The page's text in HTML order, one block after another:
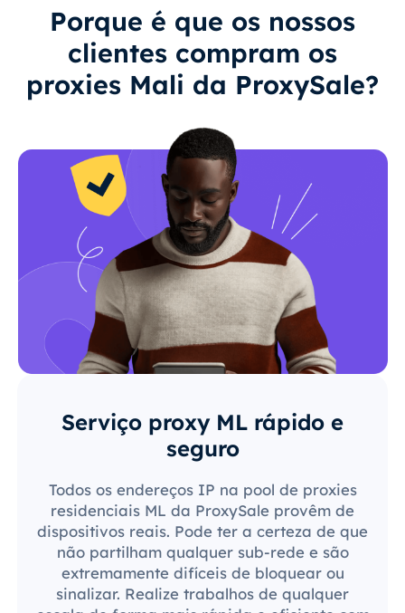
Porque é que os nossos
clientes compram os
proxies Mali da ProxySale?
Serviço proxy ML rápido e
seguro
Todos os endereços IP na pool de proxies
residenciais ML da ProxySale provêm de
dispositivos reais. Pode ter a certeza de que
não partilham qualquer sub-rede e são
extremamente difíceis de bloquear ou
sinalizar. Realize trabalhos de qualquer